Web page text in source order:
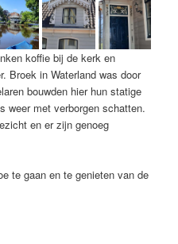
koffie bij de kerk en
Broek in Waterland was door
bouwden hier hun statige
weer met verborgen schatten.
en er zijn genoeg
te gaan en te genieten van de